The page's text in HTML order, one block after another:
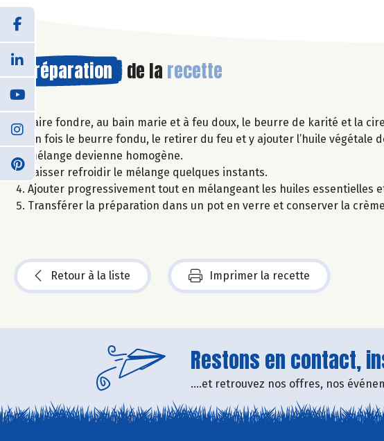
Préparation de la recette
Faire fondre, au bain marie et à feu doux, le beurre de karité et la
Un fois le beurre fondu, le retirer du feu et y ajouter l’huile végétale
mélange devienne homogène.
Laisser refroidir le mélange quelques instants.
Ajouter progressivement tout en mélangeant les huiles essentielles
Transférer la préparation dans un pot en verre et conserver la
Retour à la liste Imprimer la recette
Restons en contact,
....et retrouvez nos offres, nos